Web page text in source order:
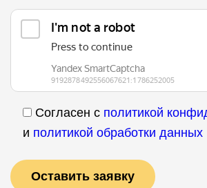
Согласен с политикой
и политикой обработки данных